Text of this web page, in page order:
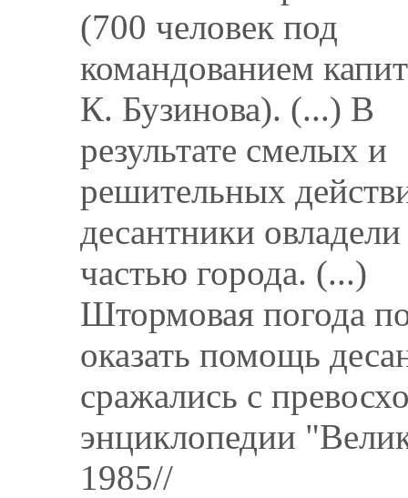
(700 человек под
командованием
К. Бузинова). (...) В
результате смелых и
решительных
десантники
частью города. (...)
Штормовая погода
оказать помощь
сражались с
энциклопедии
1985//